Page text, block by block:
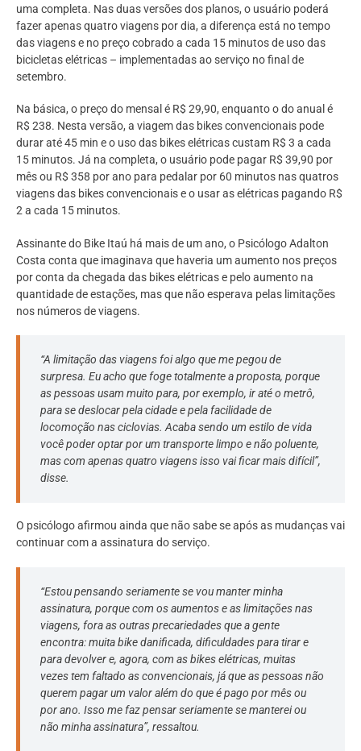
uma completa. Nas duas versões dos planos, o usuário poderá
fazer apenas quatro viagens por dia, a diferença está no tempo
das viagens e no preço cobrado a cada 15 minutos de uso das
bicicletas elétricas – implementadas ao serviço no final de
setembro.
Na básica, o preço do mensal é R$ 29,90, enquanto o do anual é
R$ 238. Nesta versão, a viagem das bikes convencionais pode
durar até 45 min e o uso das bikes elétricas custam R$ 3 a cada
15 minutos. Já na completa, o usuário pode pagar R$ 39,90 por
mês ou R$ 358 por ano para pedalar por 60 minutos nas quatros
viagens das bikes convencionais e o usar as elétricas pagando R$
2 a cada 15 minutos.
Assinante do Bike Itaú há mais de um ano, o Psicólogo Adalton
Costa conta que imaginava que haveria um aumento nos preços
por conta da chegada das bikes elétricas e pelo aumento na
quantidade de estações, mas que não esperava pelas limitações
nos números de viagens.
“A limitação das viagens foi algo que me pegou de
surpresa. Eu acho que foge totalmente a proposta, porque
as pessoas usam muito para, por exemplo, ir até o metrô,
para se deslocar pela cidade e pela facilidade de
locomoção nas ciclovias. Acaba sendo um estilo de vida
você poder optar por um transporte limpo e não poluente,
mas com apenas quatro viagens isso vai ficar mais difícil”,
disse.
O psicólogo afirmou ainda que não sabe se após as mudanças vai
continuar com a assinatura do serviço.
“Estou pensando seriamente se vou manter minha
assinatura, porque com os aumentos e as limitações nas
viagens, fora as outras precariedades que a gente
encontra: muita bike danificada, dificuldades para tirar e
para devolver e, agora, com as bikes elétricas, muitas
vezes tem faltado as convencionais, já que as pessoas não
querem pagar um valor além do que é pago por mês ou
por ano. Isso me faz pensar seriamente se manterei ou
não minha assinatura”, ressaltou.